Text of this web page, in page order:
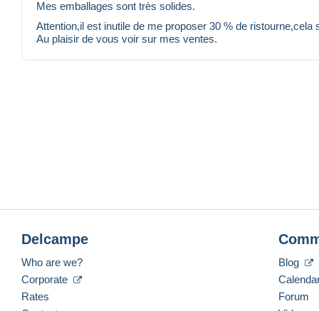
Mes emballages sont très solides.
Attention,il est inutile de me proposer 30 % de
Au plaisir de vous voir sur mes ventes.
Delcampe
Who are we?
Corporate
Rates
Blog
Forum